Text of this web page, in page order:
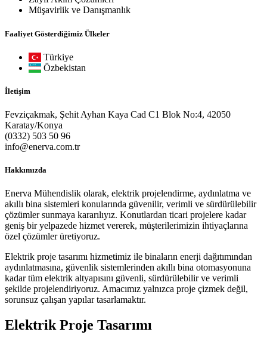
Müşavirlik ve Danışmanlık
Faaliyet Gösterdiğimiz Ülkeler
Türkiye
Özbekistan
İletişim
Fevziçakmak, Şehit Ayhan Kaya Cad C1 Blok No:4, 42050
Karatay/Konya
(0332) 503 50 96
info@enerva.com.tr
Hakkımızda
Enerva Mühendislik olarak, elektrik projelendirme, aydınlatma ve
akıllı bina sistemleri konularında güvenilir, verimli ve sürdürülebilir
çözümler sunmaya kararılıyız. Konutlardan ticari projelere kadar
geniş bir yelpazede hizmet vererek, müşterilerimizin ihtiyaçlarına
özel çözümler üretiyoruz.
Elektrik proje tasarımı hizmetimiz ile binaların enerji dağıtımından
aydınlatmasına, güvenlik sistemlerinden akıllı bina otomasyonuna
kadar tüm elektrik altyapısını güvenli, sürdürülebilir ve verimli
şekilde projelendiriyoruz. Amacımız yalnızca proje çizmek değil,
sorunsuz çalışan yapılar tasarlamaktır.
Elektrik Proje Tasarımı